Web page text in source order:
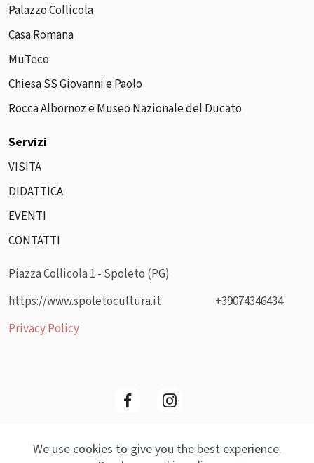
Palazzo Collicola
Casa Romana
MuTeco
Chiesa SS Giovanni e Paolo
Rocca Albornoz e Museo Nazionale del Ducato
Servizi
VISITA
DIDATTICA
EVENTI
CONTATTI
Piazza Collicola 1 - Spoleto (PG)
https://www.spoletocultura.it
+39074346434
Privacy Policy
We use cookies to give you the best experience.